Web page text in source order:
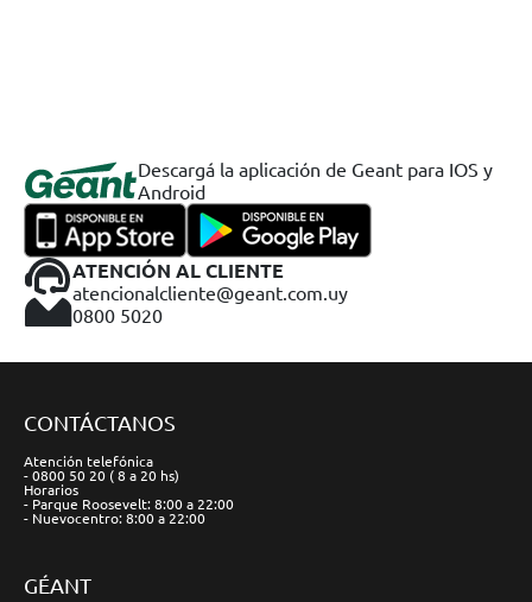
Descargá la aplicación de Geant para IOS y
Android
ATENCIÓN AL CLIENTE
atencionalcliente@geant.com.uy
0800 5020
CONTÁCTANOS
Atención telefónica
- 0800 50 20 ( 8 a 20 hs)
Horarios
- Parque Roosevelt: 8:00 a 22:00
- Nuevocentro: 8:00 a 22:00
GÉANT